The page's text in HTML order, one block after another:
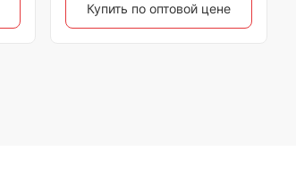
Купить по оптовой цене